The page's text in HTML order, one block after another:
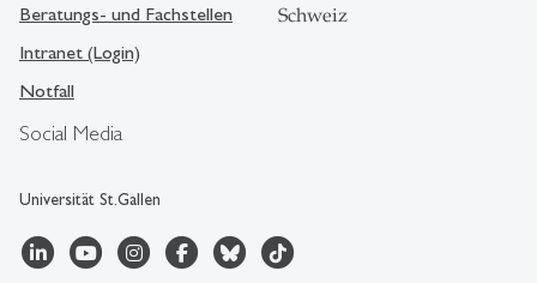
Social Media
Universität St.Gallen
Beratungs- und Fachstellen
Intranet (Login)
Notfall
Schweiz